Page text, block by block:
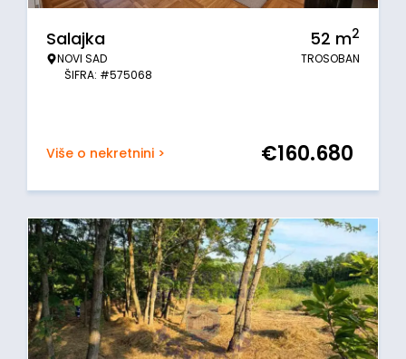
Salajka
NOVI SAD
ŠIFRA: #575068
52 m2
TROSOBAN
Više o nekretnini > €160.680